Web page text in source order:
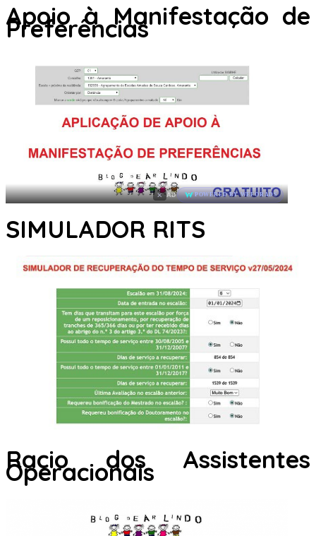
Apoio à Manifestação de
Preferências
× AD POWERED BY WEFORADS
SIMULADOR RITS
Racio dos Assistentes
Operacionais